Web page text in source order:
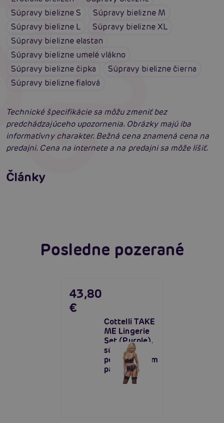
Súpravy bielizne S
Súpravy bielizne M
Súpravy bielizne L
Súpravy bielizne XL
Súpravy bielizne elastan
Súpravy bielizne umelé vlákno
Súpravy bielizne čipka
Súpravy bielizne čierna
Súpravy bielizne fialová
Technické špecifikácie sa môžu zmeniť bez
predchádzajúceho upozornenia. Obrázky majú iba
informatívny charakter. Bežná cena znamená cena na
predajni. Cena na internete a na predajni sa môže líšiť.
Články
neodolateľne sexy
Čítať viacej
Erotická inteligencia: Príručka Sexiómov
Posledne pozerané
Cottelli TAKE
ME Lingerie
Set (Purple),
súprava s
podväzkovým
pásom
43,80
€